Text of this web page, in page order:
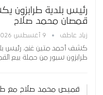
رئيس بلدية
قمصان محمد صلاح
زياد عاطف 9 أغسطس 2026
كشف أحمد متين غنج، رئيس
طرابزون سبور من حملة بيع
قميص محمد صلاح مع